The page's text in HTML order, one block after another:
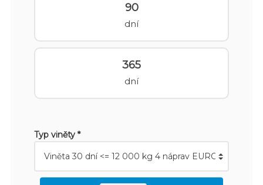
90
dní
365
dní
Typ viněty *